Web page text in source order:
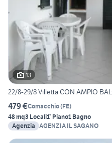
13
22/8-29/8 Villetta CON AMPIO
479 €Comacchio(FE)
48 mq3 Locali1° Piano1 Bagno
Agenzia
AGENZIA IL SAGANO